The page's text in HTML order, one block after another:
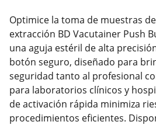
Optimice la toma de muestras
extracción BD Vacutainer Push
una aguja estéril de alta
botón seguro, diseñado para
seguridad tanto al profesional
para laboratorios clínicos y
de activación rápida minimiza
procedimientos eficientes.